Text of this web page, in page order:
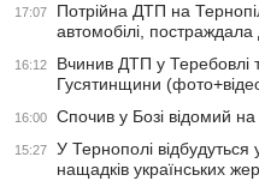
17:07
Потрійна ДТП на
автомобілі, постраждала
16:12
Вчинив ДТП у Теребовлі
Гусятинщини
16:00 Спочив у Бозі відомий на
15:27
У Тернополі відбудуться
нащадків українських